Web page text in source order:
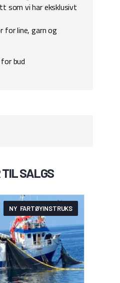
som vi har eksklusivt
for line, garn og
bud
SALGS
NY FARTØYINSTRUKS